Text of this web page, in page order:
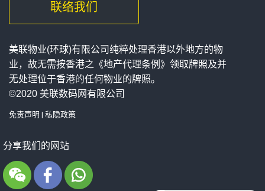
联络我们
美联物业(环球)有限公司纯粹处理香港以外地方的物
业，故无需按香港之《地产代理条例》领取牌照及并
无处理位于香港的任何物业的牌照。
©2020 美联数码网有限公司
免责声明 | 私隐政策
分享我们的网站